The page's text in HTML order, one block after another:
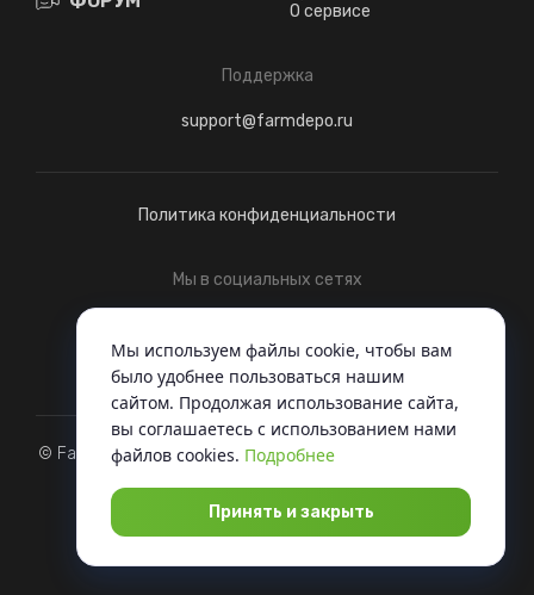
О сервисе
Поддержка
support@farmdepo.ru
Политика конфиденциальности
Мы в социальных сетях
© FarmDepo, 2022 - Когда вся техника под одной крышей
Разработка
Мы используем файлы cookie, чтобы вам
было удобнее пользоваться нашим
сайтом. Продолжая использование сайта,
вы соглашаетесь c использованием нами
файлов cookies. Подробнее
Принять и закрыть